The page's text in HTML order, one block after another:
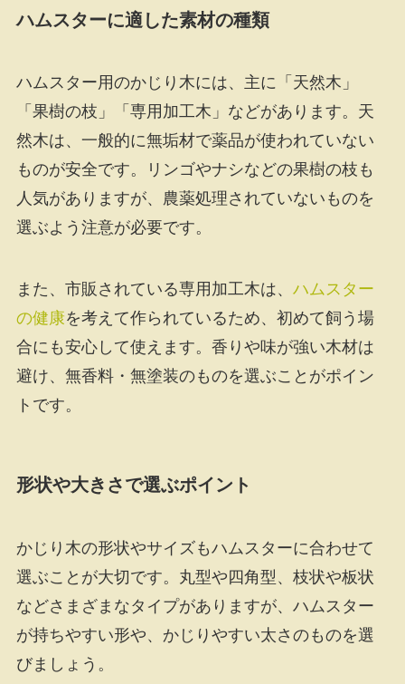
ハムスターに適した素材の種類
ハムスター用のかじり木には、主に「天然木」
「果樹の枝」「専用加工木」などがあります。天
然木は、一般的に無垢材で薬品が使われていない
ものが安全です。リンゴやナシなどの果樹の枝も
人気がありますが、農薬処理されていないものを
選ぶよう注意が必要です。
また、市販されている専用加工木は、 ハムスター
の健康を考えて作られているため、初めて飼う場
合にも安心して使えます。香りや味が強い木材は
避け、無香料・無塗装のものを選ぶことがポイン
トです。
形状や大きさで選ぶポイント
かじり木の形状やサイズもハムスターに合わせて
選ぶことが大切です。丸型や四角型、枝状や板状
などさまざまなタイプがありますが、ハムスター
が持ちやすい形や、かじりやすい太さのものを選
びましょう。